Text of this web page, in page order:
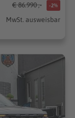
€ 86.990 ,- -2%
MwSt. ausweisbar